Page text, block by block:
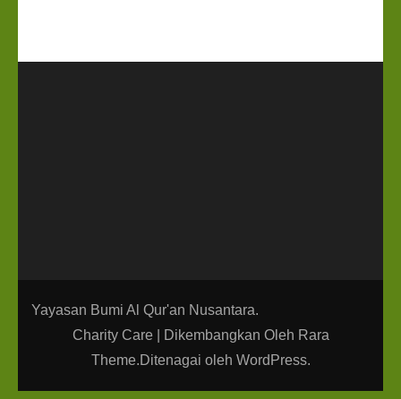
Yayasan Bumi Al Qur'an Nusantara.
Charity Care | Dikembangkan Oleh Rara
Theme.Ditenagai oleh WordPress.